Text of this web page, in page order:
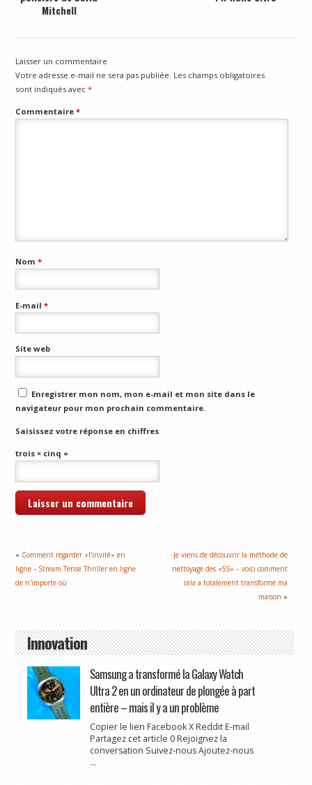
Mitchell
Laisser un commentaire
Votre adresse e-mail ne sera pas publiée. Les champs obligatoires
sont indiqués avec*
Commentaire*
Nom*
E-mail*
Site web
Enregistrer mon nom, mon e-mail et mon site dans le
navigateur pour mon prochain commentaire.
Saisissez votre réponse en chiffres
trois × cinq =
« Comment regarder «l'invité» en
ligne – Stream Tense Thriller en ligne
de n'importe où
Je viens de découvrir la méthode de
nettoyage des «5S» – voici comment
cela a totalement transformé ma
maison »
Innovation
Samsung a transformé la Galaxy Watch
Ultra 2 en un ordinateur de plongée à part
entière – mais il y a un problème
Copier le lien Facebook X Reddit E-mail
Partagez cet article 0 Rejoignez la
conversation Suivez-nous Ajoutez-nous
...